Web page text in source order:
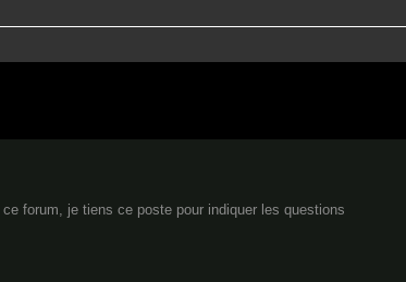
forum, je tiens ce poste pour indiquer les questions